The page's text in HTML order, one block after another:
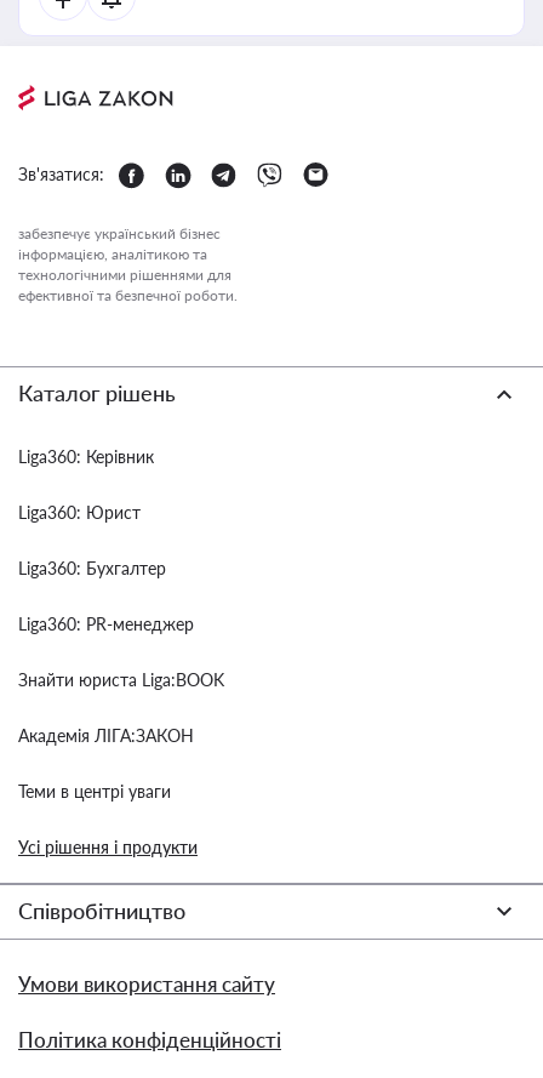
Зв'язатися:
забезпечує український бізнес
інформацією, аналітикою та
технологічними рішеннями для
ефективної та безпечної роботи.
Каталог рішень
Liga360: Керівник
Liga360: Юрист
Liga360: Бухгалтер
Liga360: PR-менеджер
Знайти юриста Liga:BOOK
Академія ЛІГА:ЗАКОН
Теми в центрі уваги
Усі рішення і продукти
Співробітництво
Умови використання сайту
Політика конфіденційності